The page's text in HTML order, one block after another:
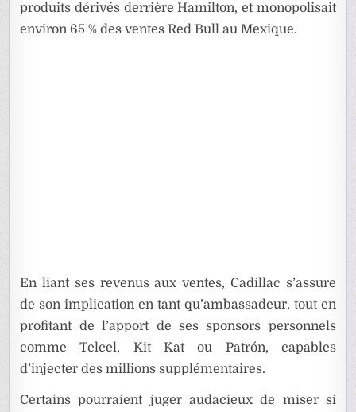
produits dérivés derrière Hamilton, et monopolisait
environ 65 % des ventes Red Bull au Mexique.
En liant ses revenus aux ventes, Cadillac s’assure
de son implication en tant qu’ambassadeur, tout en
profitant de l’apport de ses sponsors personnels
comme Telcel, Kit Kat ou Patrón, capables
d’injecter des millions supplémentaires.
Certains pourraient juger audacieux de miser si